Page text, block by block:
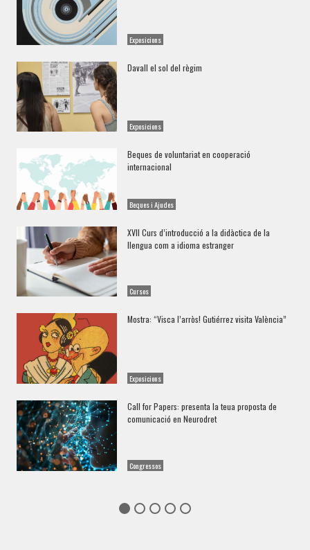
Exposicions
Davall el sol del règim
Exposicions
Beques de voluntariat en cooperació
internacional
Beques i Ajudes
XVII Curs d’introducció a la didàctica de la
llengua com a idioma estranger
Cursos
Mostra: “Visca l’arròs! Gutiérrez visita València”
Exposicions
Call for Papers: presenta la teua proposta de
comunicació en Neurodret
Congressos